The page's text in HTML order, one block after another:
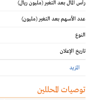
رأس المال بعد التغير(مليون ريال)
عدد الأسهم بعد التغير(مليون)
النوع
تاريخ الإعلان
المزيد
توصيات المحللين